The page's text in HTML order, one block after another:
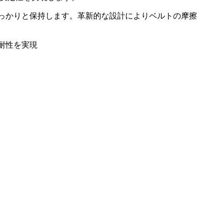
りと保持します。革新的な設計によりベルトの摩擦
性を実現